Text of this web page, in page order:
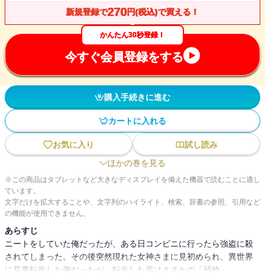
新規登録で270円(税込)で買える！
かんたん30秒登録！
今すぐ会員登録をする
購入手続きに進む
カートに入れる
お気に入り
試し読み
ほかの巻を見る
※この商品はタブレットなど大きなディスプレイを備えた機器で読むことに適し
ています。
文字だけを拡大することや、文字列のハイライト、検索、辞書の参照、引用など
の機能が使用できません。
あらすじ
ニートをしていた俺だったが、ある日コンビニに行ったら強盗に殺
されてしまった。その後突然現れた女神さまに見初められ、異世界
に見事転生した俺だったが、転生した姿はまさかの「植物」